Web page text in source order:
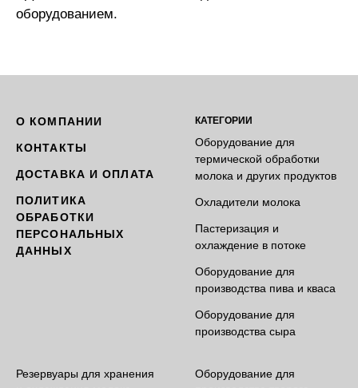
оборудованием.
О КОМПАНИИ
КОНТАКТЫ
ДОСТАВКА И ОПЛАТА
ПОЛИТИКА
ОБРАБОТКИ
ПЕРСОНАЛЬНЫХ
ДАННЫХ
КАТЕГОРИИ
Оборудование для
термической обработки
молока и других продуктов
Охладители молока
Пастеризация и
охлаждение в потоке
Оборудование для
производства пива и кваса
Оборудование для
производства сыра
Резервуары для хранения
Оборудование для